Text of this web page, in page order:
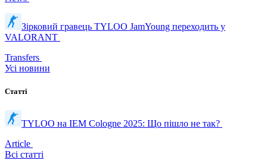
Зірковий гравець TYLOO JamYoung переходить у
VALORANT
Transfers
Усі новини
Статті
TYLOO на IEM Cologne 2025: Що пішло не так?
Article
Всі статті